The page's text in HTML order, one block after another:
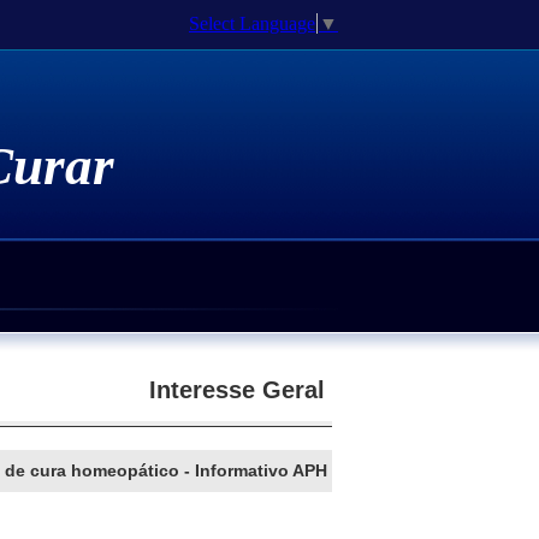
Select Language ▼
Espiritualidade
Doutorado / Pós-Doutorado
Interesse Geral
cura homeopático - Informativo APH